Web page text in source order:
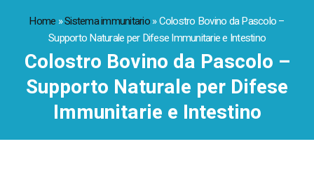
Home »Sistema immunitario»Colostro Bovino da Pascolo –
Supporto Naturale per Difese Immunitarie e Intestino
Colostro Bovino da Pascolo –
Supporto Naturale per Difese
Immunitarie e Intestino